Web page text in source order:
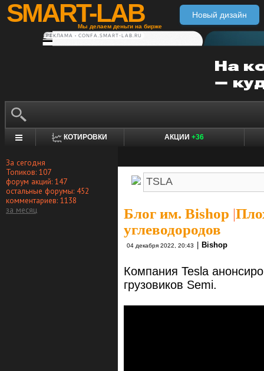
SMART-LAB
Мы делаем деньги на бирже
Новый дизайн
РЕКЛАМА • CONFA.SMART-LAB.RU
КОТИРОВКИ АКЦИИ +36
За сегодня
Топиков: 107
форум акций: 147
остальные форумы: 452
комментариев: 1138
за месяц
Блог им. Bishop |
углеводородов
04 декабря 2022, 20:43 Bishop
Компания Tesla
грузовиков Semi.